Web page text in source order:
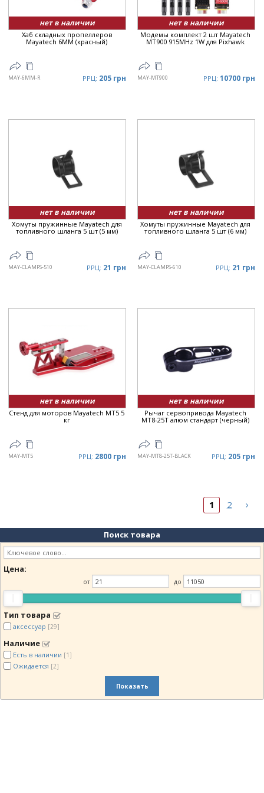
нет в наличии
Хаб складных пропеллеров
Mayatech 6MM (красный)
MAY-6MM-R РРЦ: 205 грн
нет в наличии
Модемы комплект 2 шт Mayatech
MT900 915MHz 1W для Pixhawk
MAY-MT900 РРЦ: 10700 грн
нет в наличии
Хомуты пружинные Mayatech для
топливного шланга 5 шт (5 мм)
MAY-CLAMPS-510 РРЦ: 21 грн
нет в наличии
Хомуты пружинные Mayatech для
топливного шланга 5 шт (6 мм)
MAY-CLAMPS-610 РРЦ: 21 грн
нет в наличии
Стенд для моторов Mayatech MT5 5
кг
MAY-MT5 РРЦ: 2800 грн
нет в наличии
Рычаг сервопривода Mayatech
MT8-25T алюм стандарт (черный)
MAY-MT8-25T-BLACK РРЦ: 205 грн
1 2 ›
Поиск товара
Цена:
от до
Тип товара
аксессуар [29]
Наличие
Есть в наличии [1]
Ожидается [2]
Показать